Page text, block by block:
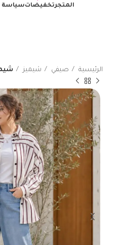
المتجرتخفيضاتسياسة
الرئيسية صيفي شيميز